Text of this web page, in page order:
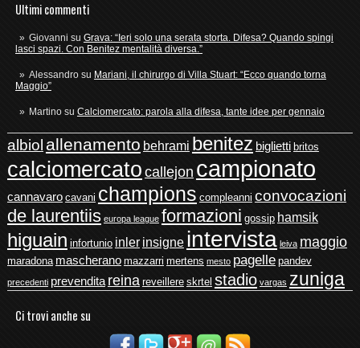
Ultimi commenti
Giovanni su Grava: “Ieri solo una serata storta. Difesa? Quando spingi
lasci spazi. Con Benitez mentalità diversa.”
Alessandrosu Mariani, il chirurgo di Villa Stuart: “Ecco quando torna
Maggio”
Martinosu Calciomercato: parola alla difesa, tante idee per gennaio
albiol allenamento behrami benitez biglietti britos
calciomercato callejon campionato
cannavaro cavani champions compleanni convocazioni
de laurentiis europa league formazioni gossip hamsik
higuain infortunio inler insigne intervista leiva maggio
maradona mascherano mazzarri mertens mesto pagelle pandev
precedenti prevendita reina reveillere skrtel stadio vargas zuniga
Ci trovi anche su